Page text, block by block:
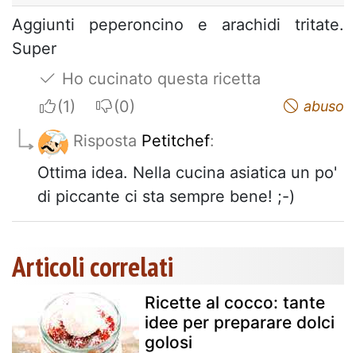
Aggiunti peperoncino e arachidi tritate.
Super
Ho cucinato questa ricetta
I apreciateI do not appreciate abuso
Risposta Petitchef:
Ottima idea. Nella cucina asiatica un po'
di piccante ci sta sempre bene! ;-)
Articoli correlati
Ricette al cocco: tante
idee per preparare dolci
golosi